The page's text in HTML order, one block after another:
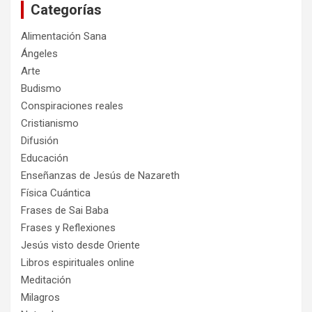
Categorías
Alimentación Sana
Ángeles
Arte
Budismo
Conspiraciones reales
Cristianismo
Difusión
Educación
Enseñanzas de Jesús de Nazareth
Física Cuántica
Frases de Sai Baba
Frases y Reflexiones
Jesús visto desde Oriente
Libros espirituales online
Meditación
Milagros